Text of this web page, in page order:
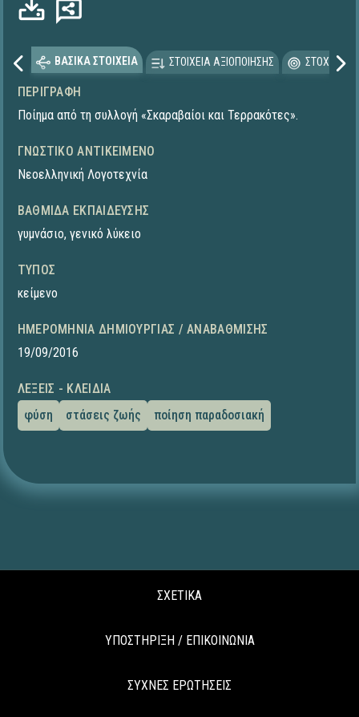
ΒΑΣΙΚΑ ΣΤΟΙΧΕΙΑ ΣΤΟΙΧΕΙΑ ΑΞΙΟΠΟΙΗΣΗΣ
ΠΕΡΙΓΡΑΦΉ
Ποίημα από τη συλλογή «Σκαραβαίοι και Τερρακότες».
ΓΝΩΣΤΙΚΌ ΑΝΤΙΚΕΊΜΕΝΟ
Νεοελληνική Λογοτεχνία
ΒΑΘΜΊΔΑ ΕΚΠΑΊΔΕΥΣΗΣ
γυμνάσιο, γενικό λύκειο
ΤΎΠΟΣ
κείμενο
ΗΜΕΡΟΜΗΝΊΑ ΔΗΜΙΟΥΡΓΊΑΣ / ΑΝΑΒΆΘΜΙΣΗΣ
19/09/2016
ΛΈΞΕΙΣ - ΚΛΕΙΔΙΆ
φύση
στάσεις ζωής ποίηση παραδοσιακή
ΣΧΕΤΙΚΑ
ΥΠΟΣΤΗΡΙΞΗ / ΕΠΙΚΟΙΝΩΝΙΑ
ΣΥΧΝΕΣ ΕΡΩΤΗΣΕΙΣ